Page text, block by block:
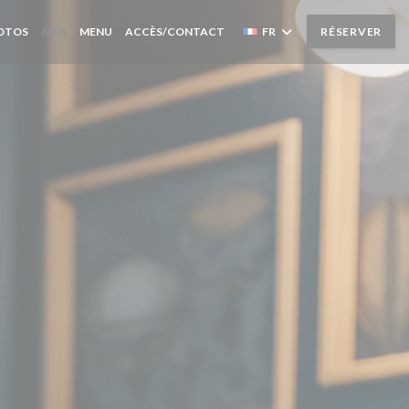
MENU ((OUVRE UNE NOUVELLE FENÊTRE))
ACCÈS/CONTACT FR RÉSERVER